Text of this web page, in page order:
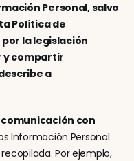
Personal, salvo
Política de
la legislación
y compartir
a
con
Información Personal
Por ejemplo,